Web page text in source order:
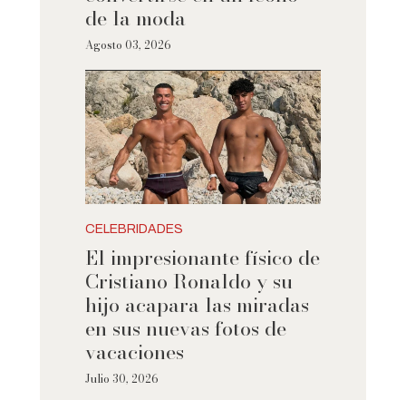
de la moda
Agosto 03, 2026
CELEBRIDADES
El impresionante físico de
Cristiano Ronaldo y su
hijo acapara las miradas
en sus nuevas fotos de
vacaciones
Julio 30, 2026